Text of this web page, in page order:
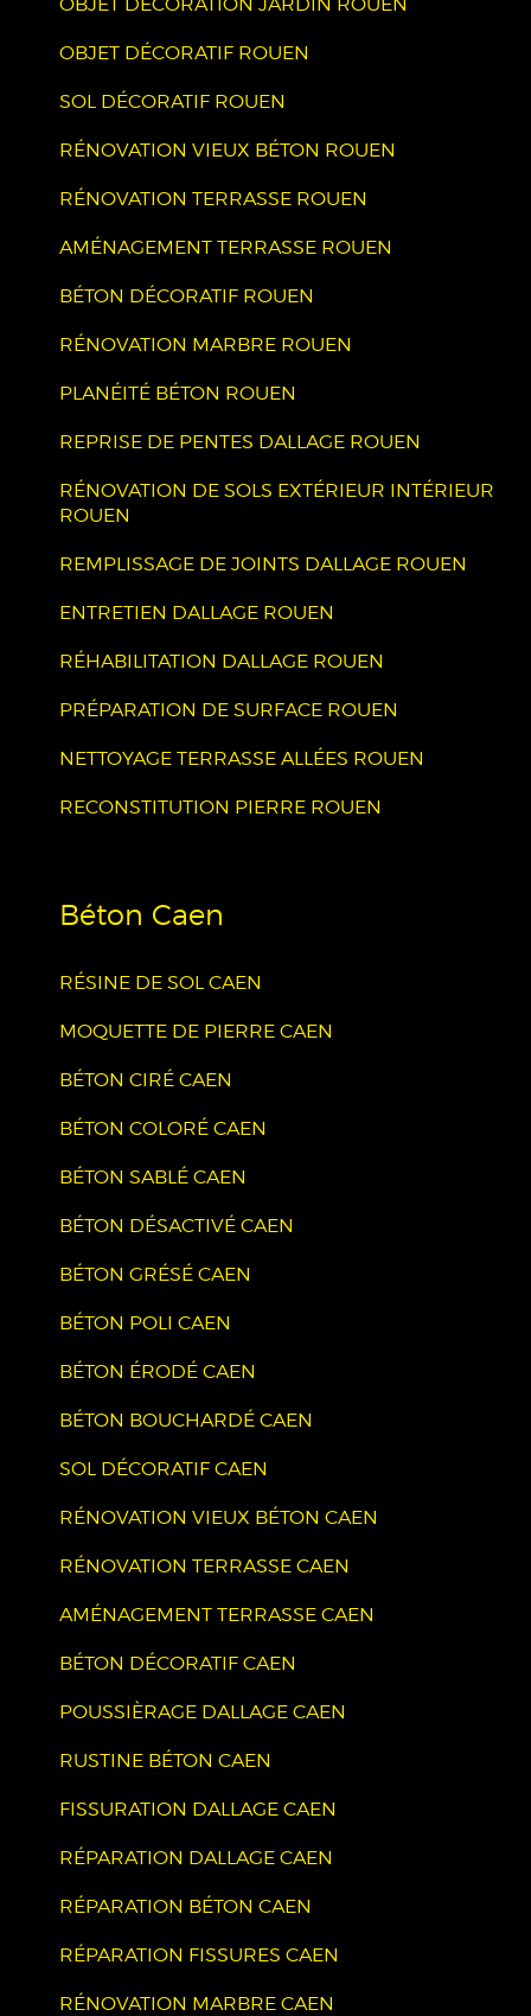
OBJET DÉCORATIF ROUEN
SOL DÉCORATIF ROUEN
RÉNOVATION VIEUX BÉTON ROUEN
RÉNOVATION TERRASSE ROUEN
AMÉNAGEMENT TERRASSE ROUEN
BÉTON DÉCORATIF ROUEN
RÉNOVATION MARBRE ROUEN
PLANÉITÉ BÉTON ROUEN
REPRISE DE PENTES DALLAGE ROUEN
RÉNOVATION DE SOLS EXTÉRIEUR INTÉRIEUR
ROUEN
REMPLISSAGE DE JOINTS DALLAGE ROUEN
ENTRETIEN DALLAGE ROUEN
RÉHABILITATION DALLAGE ROUEN
PRÉPARATION DE SURFACE ROUEN
NETTOYAGE TERRASSE ALLÉES ROUEN
RECONSTITUTION PIERRE ROUEN
Béton Caen
RÉSINE DE SOL CAEN
MOQUETTE DE PIERRE CAEN
BÉTON CIRÉ CAEN
BÉTON COLORÉ CAEN
BÉTON SABLÉ CAEN
BÉTON DÉSACTIVÉ CAEN
BÉTON GRÉSÉ CAEN
BÉTON POLI CAEN
BÉTON ÉRODÉ CAEN
BÉTON BOUCHARDÉ CAEN
SOL DÉCORATIF CAEN
RÉNOVATION VIEUX BÉTON CAEN
RÉNOVATION TERRASSE CAEN
AMÉNAGEMENT TERRASSE CAEN
BÉTON DÉCORATIF CAEN
POUSSIÈRAGE DALLAGE CAEN
RUSTINE BÉTON CAEN
FISSURATION DALLAGE CAEN
RÉPARATION DALLAGE CAEN
RÉPARATION BÉTON CAEN
RÉPARATION FISSURES CAEN
RÉNOVATION MARBRE CAEN